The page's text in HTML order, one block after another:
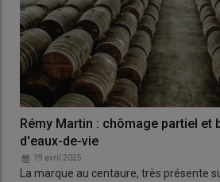
Rémy Martin : chômage partiel et
d'eaux-de-vie
19 avril 2025
La marque au centaure, très présente